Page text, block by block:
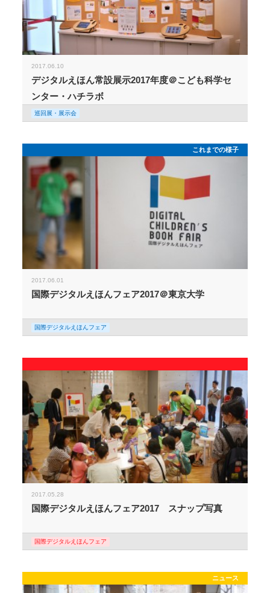
2017.06.10
デジタルえほん常設展示2017年度＠こども科学セ
ンター・ハチラボ
巡回展・展示会
これまでの様子
2017.06.01
国際デジタルえほんフェア2017＠東京大学
国際デジタルえほんフェア
2017.05.28
国際デジタルえほんフェア2017 スナップ写真
国際デジタルえほんフェア
ニュース